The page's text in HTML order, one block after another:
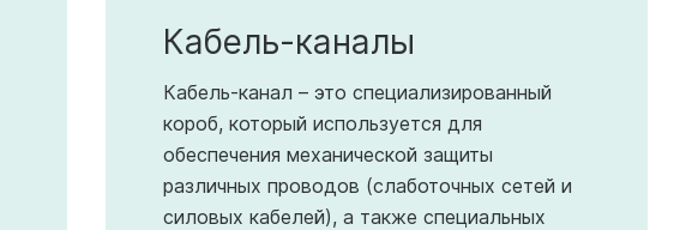
Кабель-каналы
Кабель-канал – это специализированный
короб, который используется для
обеспечения механической защиты
различных проводов (слаботочных сетей и
силовых кабелей), а также специальных